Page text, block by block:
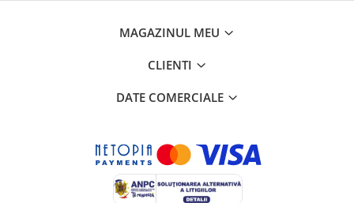
MAGAZINUL MEU
CLIENTI
DATE COMERCIALE